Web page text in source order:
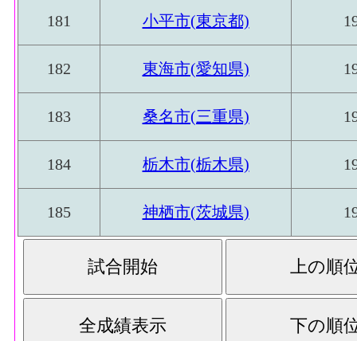
181 小平市(東京都)
182 東海市(愛知県)
183 桑名市(三重県)
184 栃木市(栃木県)
185 神栖市(茨城県)